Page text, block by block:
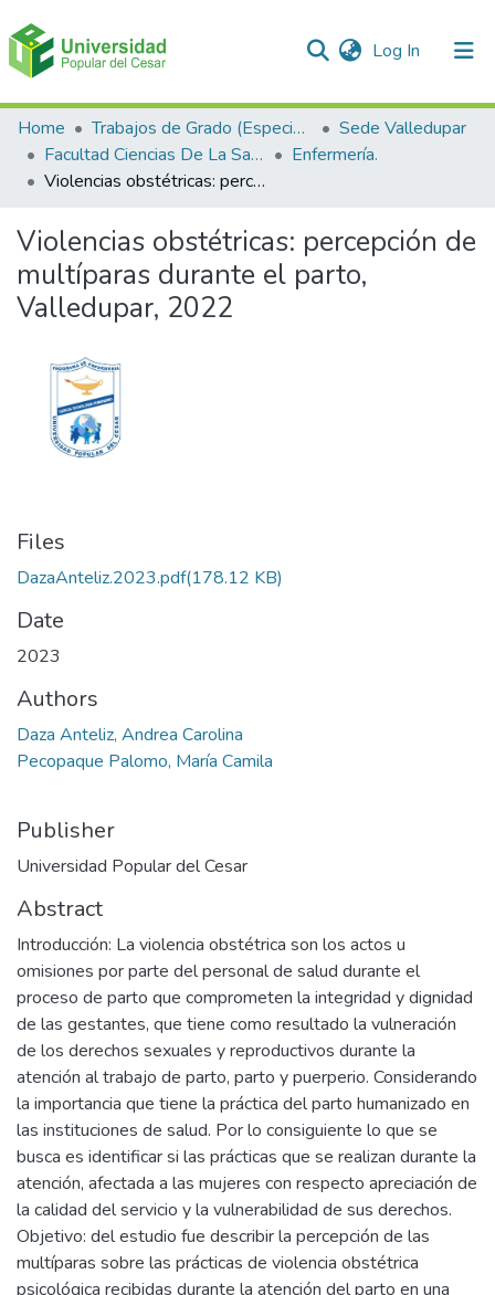
Log In (current)
Communities & Collections
All of DSpace
Home Trabajos de Grado (Especializaciones y Pregrados)
Sede Valledupar
Facultad Ciencias De La Salud.
Enfermería.
Violencias obstétricas: percepción de multíparas durante el parto, Valledupar, 2022
Violencias obstétricas: percepción de
multíparas durante el parto,
Valledupar, 2022
Files
DazaAnteliz.2023.pdf(178.12 KB)
Date
2023
Authors
Daza Anteliz, Andrea Carolina
Pecopaque Palomo, María Camila
Publisher
Universidad Popular del Cesar
Abstract
Introducción: La violencia obstétrica son los actos u
omisiones por parte del personal de salud durante el
proceso de parto que comprometen la integridad y dignidad
de las gestantes, que tiene como resultado la vulneración
de los derechos sexuales y reproductivos durante la
atención al trabajo de parto, parto y puerperio. Considerando
la importancia que tiene la práctica del parto humanizado en
las instituciones de salud. Por lo consiguiente lo que se
busca es identificar si las prácticas que se realizan durante la
atención, afectada a las mujeres con respecto apreciación de
la calidad del servicio y la vulnerabilidad de sus derechos.
Objetivo: del estudio fue describir la percepción de las
multíparas sobre las prácticas de violencia obstétrica
psicológica recibidas durante la atención del parto en una